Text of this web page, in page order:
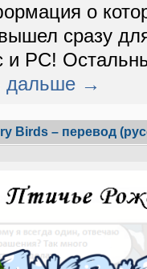
о
сразу
и PC!
дальше →
Birds – перевод